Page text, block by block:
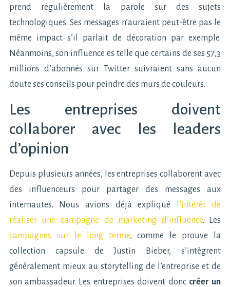
prend régulièrement la parole sur des sujets
technologiques. Ses messages n’auraient peut-être pas le
même impact s’il parlait de décoration par exemple.
Néanmoins, son influence es telle que certains de ses 57,3
millions d’abonnés sur Twitter suivraient sans aucun
doute ses conseils pour peindre des murs de couleurs.
Les entreprises doivent
collaborer avec les leaders
d’opinion
Depuis plusieurs années, les entreprises collaborent avec
des influenceurs pour partager des messages aux
internautes. Nous avions déjà expliqué
l’intérêt de
réaliser une campagne de marketing d’influence. Les
campagnes sur le long terme, comme le prouve la
collection capsule de Justin Bieber, s’intègrent
généralement mieux au storytelling de l’entreprise et de
son ambassadeur. Les entreprises doivent donc créer un